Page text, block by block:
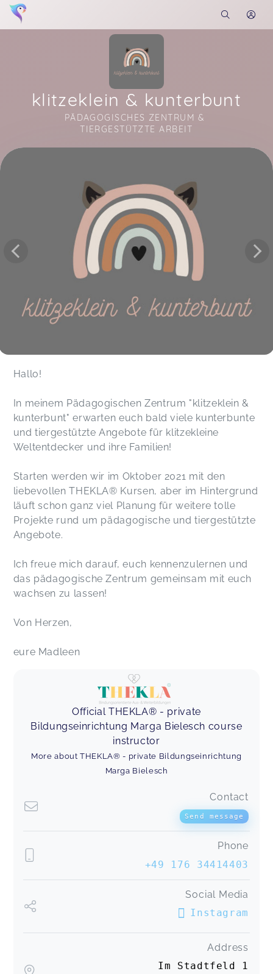
klitzeklein & kunterbunt
PÄDAGOGISCHES ZENTRUM &
TIERGESTÜTZTE ARBEIT
Soon you will learn more about me here...
Hallo!
In meinem Pädagogischen Zentrum "klitzeklein &
kunterbunt" erwarten euch bald viele kunterbunte
und tiergestützte Angebote für klitzekleine
Weltentdecker und ihre Familien!
Starten werden wir im Oktober 2021 mit den
liebevollen THEKLA® Kursen, aber im Hintergrund
läuft schon ganz viel Planung für weitere tolle
Projekte rund um pädagogische und tiergestützte
Angebote.
Ich freue mich darauf, euch kennenzulernen und
das pädagogische Zentrum gemeinsam mit euch
wachsen zu lassen!
Von Herzen,
eure Madleen
Official THEKLA® - private
Bildungseinrichtung Marga Bielesch course
instructor
More about THEKLA® - private Bildungseinrichtung
Marga Bielesch
Contact
Send message
Phone
+49 176 34414403
Social Media
Instagram
Address
Im Stadtfeld 1